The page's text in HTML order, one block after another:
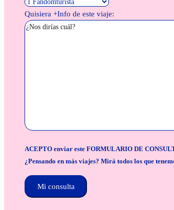
Quisiera +Info de este viaje:
ACEPTO enviar este FORMULARIO DE
¿Pensando en más viajes? Mirá todos los que